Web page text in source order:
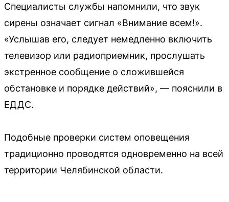
Специалисты службы напомнили, что звук
сирены означает сигнал «Внимание всем!».
«Услышав его, следует немедленно включить
телевизор или радиоприемник, прослушать
экстренное сообщение о сложившейся
обстановке и порядке действий», — пояснили в
ЕДДС.
Подобные проверки систем оповещения
традиционно проводятся одновременно на всей
территории Челябинской области.